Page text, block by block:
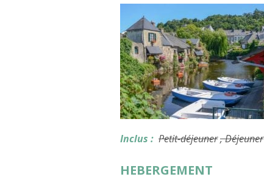
Inclus : Petit-déjeuner, Déjeuner
HEBERGEMENT